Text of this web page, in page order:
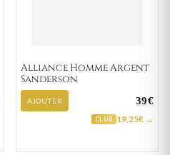
Alliance Homme Argent
Sanderson
AJOUTER 39€
CLUB 19,25€ →